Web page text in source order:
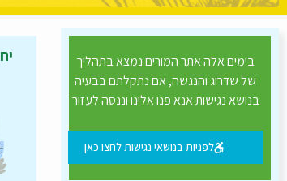
בימים אלה אתר המורים נמצא בתהליך
של שדרוג והנגשה, אם נתקלתם בבעיה
בנושא נגישות אנא פנו אלינו וננסה לעזור
לפניות בנושאי נגישות לחצו כאן